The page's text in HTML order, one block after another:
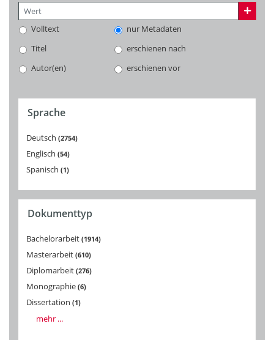
Volltext
nur Metadaten
Titel
erschienen nach
Autor(en)
erschienen vor
Sprache
Deutsch 2754
Englisch 54
Spanisch 1
Dokumenttyp
Bachelorarbeit 1914
Masterarbeit 610
Diplomarbeit 276
Monographie 6
Dissertation 1
mehr ...